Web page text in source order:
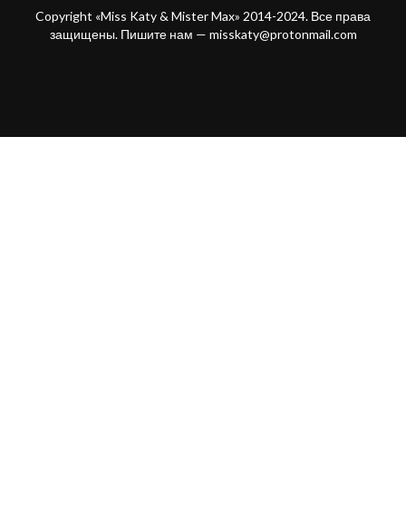
Copyright «Miss Katy & Mister Max» 2014-2024. Все права
защищены. Пишите нам — misskaty@protonmail.com